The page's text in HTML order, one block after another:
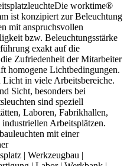
worktime®
ist konzipiert zur Beleuchtung
mit anspruchsvollen
bzw. Beleuchtungsstärke
exakt auf die
Zufriedenheit der Mitarbeiter
homogene Lichtbedingungen.
in viele Arbeitsbereiche.
Sicht, besonders bei
sind speziell
Laboren, Fabrikhallen,
Arbeitsplätzen.
mit einer
| Werkzeugbau |